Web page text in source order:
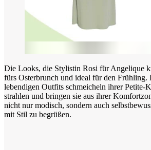
Die Looks, die Stylistin Rosi für Angelique
fürs Osterbrunch und ideal für den Frühling.
lebendigen Outfits schmeicheln ihrer Petite-
strahlen und bringen sie aus ihrer
nicht nur modisch, sondern auch
mit Stil zu begrüßen.